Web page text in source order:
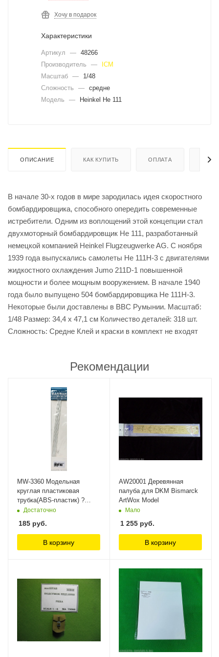
Хочу в подарок
Характеристики
Артикул — 48266
Производитель
—
ICM
Масштаб —
1/48
Сложность
— средне
Модель
— Heinkel He 111
ОПИСАНИЕ КАК КУПИТЬ ОПЛАТА
В начале 30-х годов в мире зародилась идея скоростного
бомбардировщика, способного опередить современные
истребители. Одним из воплощений этой концепции стал
двухмоторный бомбардировщик He 111, разработанный
немецкой компанией Heinkel Flugzeugwerke AG. С ноября
1939 года выпускались самолеты He 111H-3 с двигателями
жидкостного охлаждения Jumo 211D-1 повышенной
мощности и более мощным вооружением. В начале 1940
года было выпущено 504 бомбардировщика He 111H-3.
Некоторые были доставлены в ВВС Румынии. Масштаб:
1/48 Размер: 34,4 х 47,1 см Количество деталей: 318 шт.
Сложность: Средне Клей и краски в комплект не входят
Рекомендации
MW-3360 Модельная
круглая пластиковая
трубка(ABS-пластик) ?
2mm*250mm 6шт ManWah
Достаточно
185 руб.
В корзину
AW20001 Деревянная
палуба для DKM Bismarck
ArtWox Model
Мало
1 255 руб.
В корзину